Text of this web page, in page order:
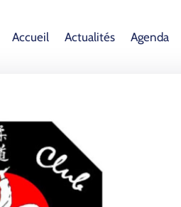
Accueil Actualités Agenda